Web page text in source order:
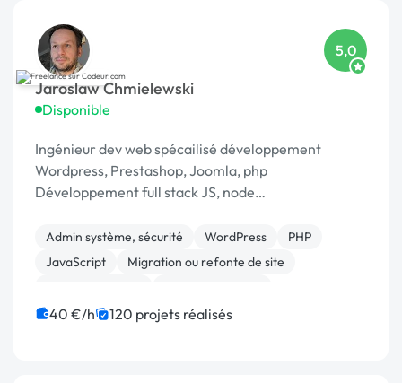
Jaroslaw Chmielewski
Disponible
5,0
Ingénieur dev web spécailisé développement
Wordpress, Prestashop, Joomla, php
Développement full stack JS, node
chat temp réel : [URL MASQUÉE], webrtc
Admin système, sécurité WordPress
PHP
JavaScript
Migration ou refonte de site
Création de site internet
Joomla
40 €/h 120 projets réalisés